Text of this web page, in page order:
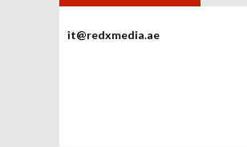
it@redxmedia.ae